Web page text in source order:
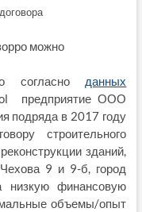
можно
согласно данных
предприятие ООО
подряда в 2017 году
строительного
зданий,
9 и 9-б, город
финансовую
объемы/опыт